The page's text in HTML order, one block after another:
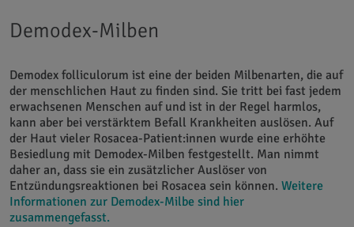
Demodex-Milben
Demodex folliculorum ist eine der beiden Milbenarten, die auf
der menschlichen Haut zu finden sind. Sie tritt bei fast jedem
erwachsenen Menschen auf und ist in der Regel harmlos,
kann aber bei verstärktem Befall Krankheiten auslösen. Auf
der Haut vieler Rosacea-Patient:innen wurde eine erhöhte
Besiedlung mit Demodex-Milben festgestellt. Man nimmt
daher an, dass sie ein zusätzlicher Auslöser von
Entzündungsreaktionen bei Rosacea sein können. Weitere
Informationen zur Demodex-Milbe sind hier
zusammengefasst.